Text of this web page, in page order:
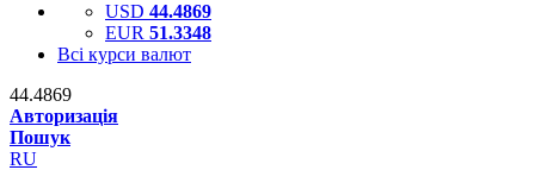
USD 44.4869
EUR 51.3348
Всі курси валют
44.4869
Авторизація
Пошук
RU